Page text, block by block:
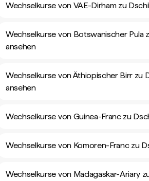
Wechselkurse von VAE-Dirham zu
Wechselkurse von Botswanischer Pula
ansehen
Wechselkurse von Äthiopischer Birr zu
ansehen
Wechselkurse von Guinea-Franc zu
Wechselkurse von Komoren-Franc zu
Wechselkurse von Madagaskar-Ariary